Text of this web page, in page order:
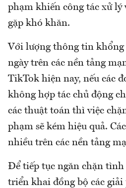
phạm khiến công tác xử
gặp khó khăn.
Với lượng thông tin
ngày trên các nền tảng
TikTok hiện nay, nếu các
không hợp tác chủ động
các thuật toán thì việc
phạm sẽ kém hiệu quả.
nhiều trên các nền tảng
Để tiếp tục ngăn chặn tình
triển khai đồng bộ các giải